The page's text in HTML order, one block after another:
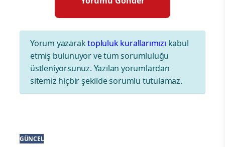
Yorum yazaraktopluluk kurallarımızı kabul
etmiş bulunuyor ve tüm sorumluluğu
üstleniyorsunuz. Yazılan yorumlardan
sitemiz hiçbir şekilde sorumlu tutulamaz.
GÜNCEL